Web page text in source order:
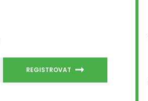
REGISTROVAT